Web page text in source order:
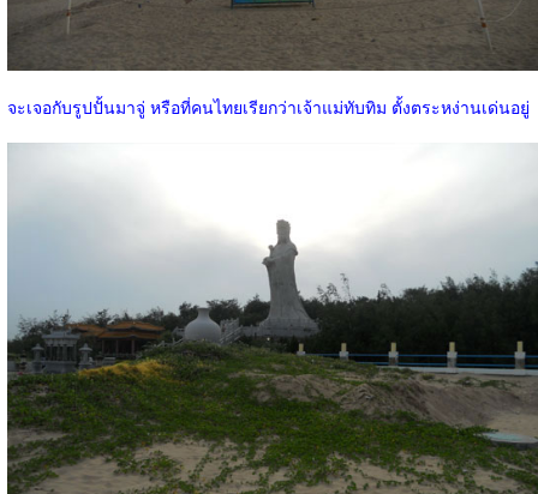
จะเจอกับรูปปั้นมาจู่ หรือที่คนไทยเรียกว่าเจ้าแม่ทับทิม ตั้งตระหง่านเด่นอยู่